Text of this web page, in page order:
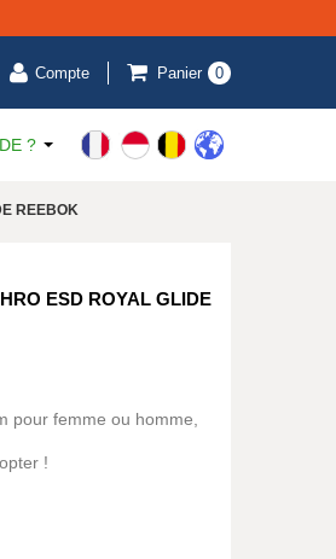
Compte Panier 0
?
REEBOK
ESD ROYAL GLIDE
pour femme ou homme,
!